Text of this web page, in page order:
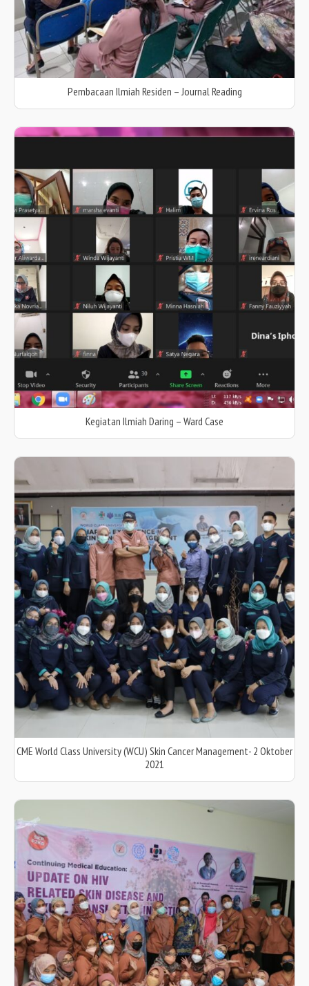
Pembacaan Ilmiah Residen – Journal Reading
Kegiatan Ilmiah Daring – Ward Case
CME World Class University (WCU) Skin Cancer Management- 2 Oktober
2021